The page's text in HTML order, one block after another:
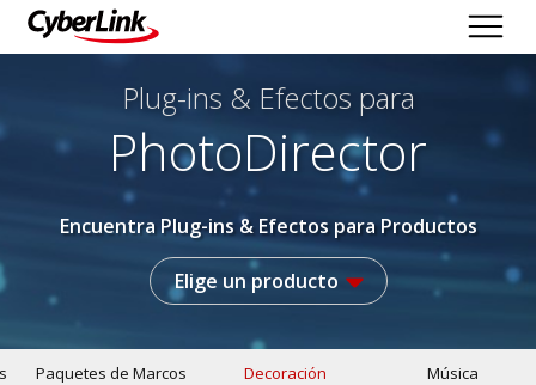
Plug-ins & Efectos para
PhotoDirector
Encuentra Plug-ins & Efectos para Productos
Elige un producto
Paquetes de Marcos Decoración Música